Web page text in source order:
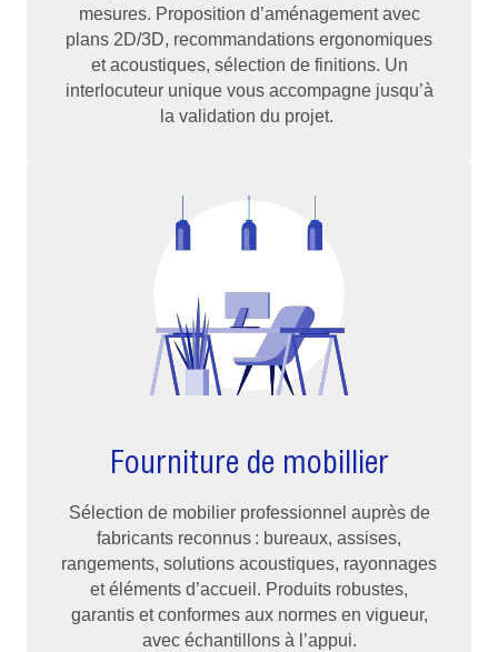
mesures. Proposition d’aménagement avec
plans 2D/3D, recommandations ergonomiques
et acoustiques, sélection de finitions. Un
interlocuteur unique vous accompagne jusqu’à
la validation du projet.
Fourniture de mobillier
Sélection de mobilier professionnel auprès de
fabricants reconnus : bureaux, assises,
rangements, solutions acoustiques, rayonnages
et éléments d’accueil. Produits robustes,
garantis et conformes aux normes en vigueur,
avec échantillons à l’appui.